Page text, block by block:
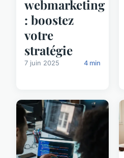
webmarketing
: boostez
votre
stratégie
7 juin 2025 4 min